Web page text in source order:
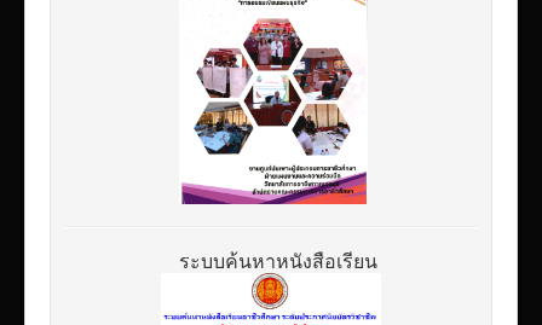
ระบบค้นหาหนังสือเรียน